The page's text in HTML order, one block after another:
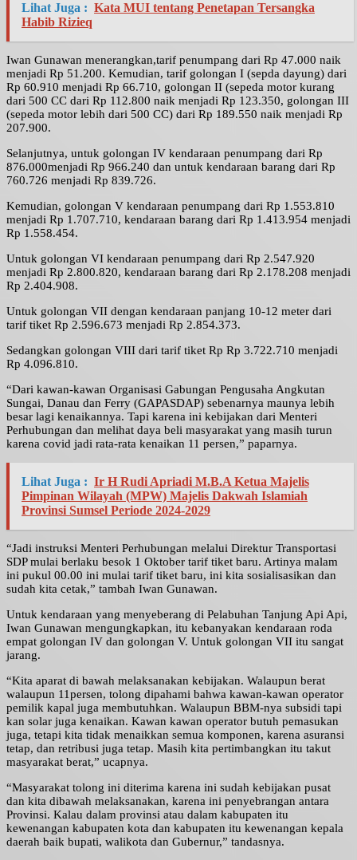
Lihat Juga : Kata MUI tentang Penetapan Tersangka
Habib Rizieq
Iwan Gunawan menerangkan,tarif penumpang dari Rp 47.000 naik
menjadi Rp 51.200. Kemudian, tarif golongan I (sepda dayung) dari
Rp 60.910 menjadi Rp 66.710, golongan II (sepeda motor kurang
dari 500 CC dari Rp 112.800 naik menjadi Rp 123.350, golongan III
(sepeda motor lebih dari 500 CC) dari Rp 189.550 naik menjadi Rp
207.900.
Selanjutnya, untuk golongan IV kendaraan penumpang dari Rp
876.000menjadi Rp 966.240 dan untuk kendaraan barang dari Rp
760.726 menjadi Rp 839.726.
Kemudian, golongan V kendaraan penumpang dari Rp 1.553.810
menjadi Rp 1.707.710, kendaraan barang dari Rp 1.413.954 menjadi
Rp 1.558.454.
Untuk golongan VI kendaraan penumpang dari Rp 2.547.920
menjadi Rp 2.800.820, kendaraan barang dari Rp 2.178.208 menjadi
Rp 2.404.908.
Untuk golongan VII dengan kendaraan panjang 10-12 meter dari
tarif tiket Rp 2.596.673 menjadi Rp 2.854.373.
Sedangkan golongan VIII dari tarif tiket Rp Rp 3.722.710 menjadi
Rp 4.096.810.
“Dari kawan-kawan Organisasi Gabungan Pengusaha Angkutan
Sungai, Danau dan Ferry (GAPASDAP) sebenarnya maunya lebih
besar lagi kenaikannya. Tapi karena ini kebijakan dari Menteri
Perhubungan dan melihat daya beli masyarakat yang masih turun
karena covid jadi rata-rata kenaikan 11 persen,” paparnya.
Lihat Juga : Ir H Rudi Apriadi M.B.A Ketua Majelis
Pimpinan Wilayah (MPW) Majelis Dakwah Islamiah
Provinsi Sumsel Periode 2024-2029
“Jadi instruksi Menteri Perhubungan melalui Direktur Transportasi
SDP mulai berlaku besok 1 Oktober tarif tiket baru. Artinya malam
ini pukul 00.00 ini mulai tarif tiket baru, ini kita sosialisasikan dan
sudah kita cetak,” tambah Iwan Gunawan.
Untuk kendaraan yang menyeberang di Pelabuhan Tanjung Api Api,
Iwan Gunawan mengungkapkan, itu kebanyakan kendaraan roda
empat golongan IV dan golongan V. Untuk golongan VII itu sangat
jarang.
“Kita aparat di bawah melaksanakan kebijakan. Walaupun berat
walaupun 11persen, tolong dipahami bahwa kawan-kawan operator
pemilik kapal juga membutuhkan. Walaupun BBM-nya subsidi tapi
kan solar juga kenaikan. Kawan kawan operator butuh pemasukan
juga, tetapi kita tidak menaikkan semua komponen, karena asuransi
tetap, dan retribusi juga tetap. Masih kita pertimbangkan itu takut
masyarakat berat,” ucapnya.
“Masyarakat tolong ini diterima karena ini sudah kebijakan pusat
dan kita dibawah melaksanakan, karena ini penyebrangan antara
Provinsi. Kalau dalam provinsi atau dalam kabupaten itu
kewenangan kabupaten kota dan kabupaten itu kewenangan kepala
daerah baik bupati, walikota dan Gubernur,” tandasnya.